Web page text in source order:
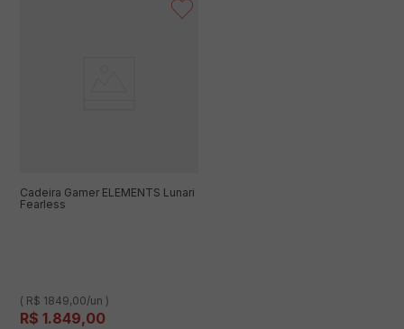
Cadeira Gamer ELEMENTS Lunari
Fearless
( R$ 1849,00/un )
R$ 1.849,00